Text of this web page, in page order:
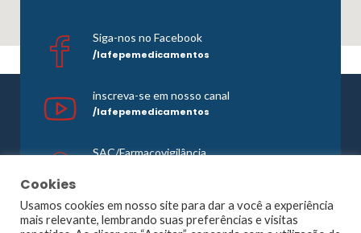
Siga-nos no Facebook
/lafepemedicamentos
inscreva-se em nosso canal
/lafepemedicamentos
SAC/Farmacovigilância
Cookies
Usamos cookies em nosso site para dar a você a experiência
mais relevante, lembrando suas preferências e visitas